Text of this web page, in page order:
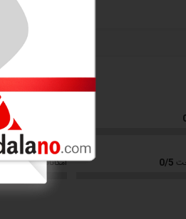
بو و دارای توقف خودکار
0/5
0/5 امکانات و قابلیت ها